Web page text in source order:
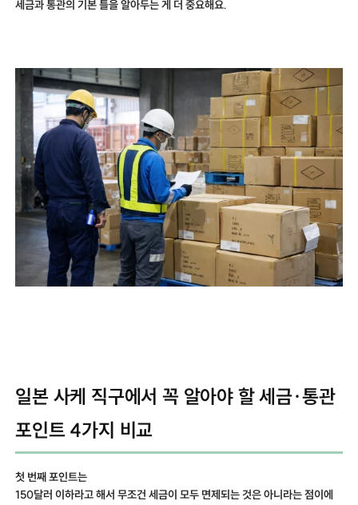
세금과 통관의 기본 틀을 알아두는 게 더 중요해요.
일본 사케 직구에서 꼭 알아야 할 세금·통관
포인트 4가지 비교
첫 번째 포인트는
150달러 이하라고 해서 무조건 세금이 모두 면제되는 것은 아니라는 점이에